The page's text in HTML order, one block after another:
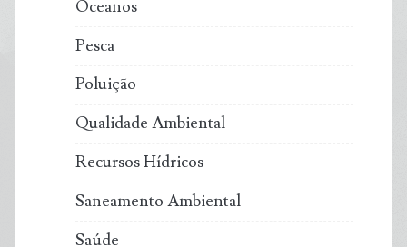
Oceanos
Pesca
Poluição
Qualidade Ambiental
Recursos Hídricos
Saneamento Ambiental
Saúde